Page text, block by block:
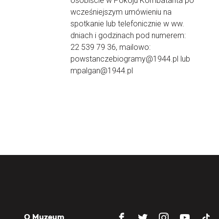
wcześniejszym umówieniu na
spotkanie lub telefonicznie w ww.
dniach i godzinach pod numerem:
22 539 79 36, mailowo:
powstanczebiogramy@1944.pl lub
mpalgan@1944.pl
O Muzeum